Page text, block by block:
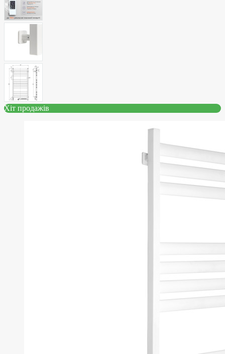
Хіт продажів